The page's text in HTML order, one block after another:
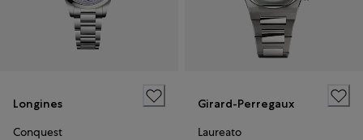
Longines
Conquest
Girard-Perregaux
Laureato